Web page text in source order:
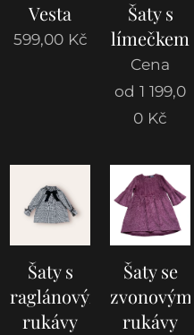
Vesta
599,00Kč
Šaty s
límečkem
Cena
od 1 199,0
0 Kč
Šaty s
raglánovými
rukávy
Šaty se
zvonovými
rukávy